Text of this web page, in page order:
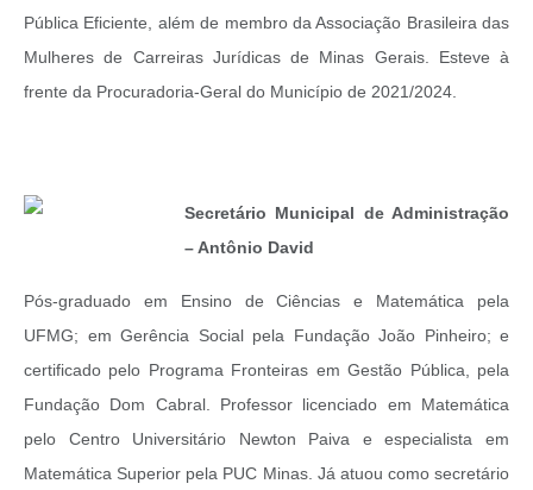
Pública Eficiente, além de membro da Associação Brasileira das
Mulheres de Carreiras Jurídicas de Minas Gerais. Esteve à
frente da Procuradoria-Geral do Município de 2021/2024.
Secretário Municipal de Administração
– Antônio David
Pós-graduado em Ensino de Ciências e Matemática pela
UFMG; em Gerência Social pela Fundação João Pinheiro; e
certificado pelo Programa Fronteiras em Gestão Pública, pela
Fundação Dom Cabral. Professor licenciado em Matemática
pelo Centro Universitário Newton Paiva e especialista em
Matemática Superior pela PUC Minas. Já atuou como secretário